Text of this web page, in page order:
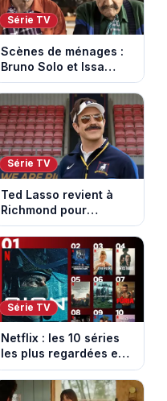
Série TV
Scènes de ménages :
Bruno Solo et Issa
Doumbia rejoignent la
saison 18 sur M6
Série TV
Ted Lasso revient à
Richmond pour
entraîner une équipe
féminine dans la
saison 4
Série TV
Netflix : les 10 séries
les plus regardées en
France en ce moment